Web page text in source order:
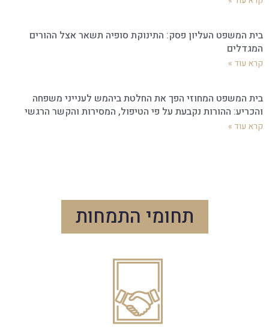
בית המשפט העליון פסק: התינוקת סופיה תשאר אצל ההורים
המגדלים
קרא עוד »
בית המשפט המחוזי הפך את החלטת ביהמש לענייני משפחה
והכריע: ההורות נקבעת על פי הטיפול, המסירות והקשר הרגשי
קרא עוד »
תחומי התמחות